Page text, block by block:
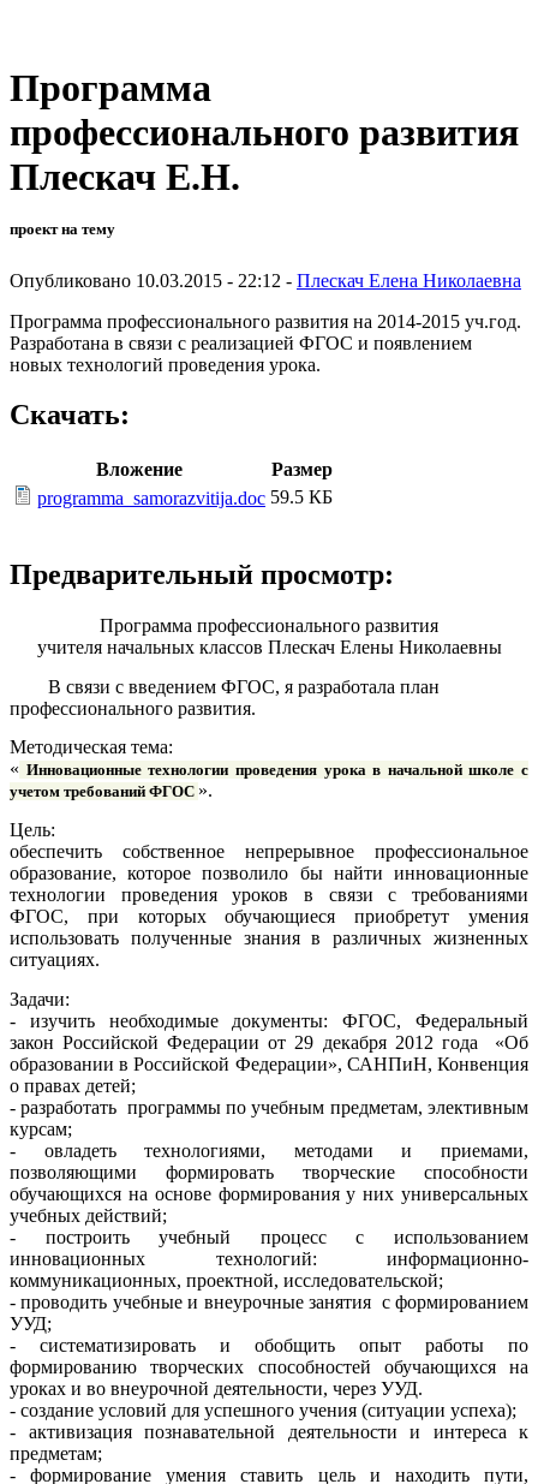
Программа
профессионального развития
Плескач Е.Н.
проект на тему
Опубликовано 10.03.2015 - 22:12 - Плескач Елена Николаевна
Программа профессионального развития на 2014-2015 уч.год.
Разработана в связи с реализацией ФГОС и появлением
новых технологий проведения урока.
Скачать:
Вложение
Размер
programma_samorazvitija.doc 59.5 КБ
Предварительный просмотр:
Программа профессионального развития
учителя начальных классов Плескач Елены Николаевны
В связи с введением ФГОС, я разработала план
профессионального развития.
Методическая тема:
« Инновационные технологии проведения урока в начальной школе с
учетом требований ФГОС ».
Цель:
обеспечить собственное непрерывное профессиональное
образование, которое позволило бы найти инновационные
технологии проведения уроков в связи с требованиями
ФГОС, при которых обучающиеся приобретут умения
использовать полученные знания в различных жизненных
ситуациях.
Задачи:
- изучить необходимые документы: ФГОС, Федеральный
закон Российской Федерации от 29 декабря 2012 года «Об
образовании в Российской Федерации», САНПиН, Конвенция
о правах детей;
- разработать программы по учебным предметам, элективным
курсам;
- овладеть технологиями, методами и приемами,
позволяющими формировать творческие способности
обучающихся на основе формирования у них универсальных
учебных действий;
- построить учебный процесс с использованием
инновационных технологий: информационно-
коммуникационных, проектной, исследовательской;
- проводить учебные и внеурочные занятия с формированием
УУД;
- систематизировать и обобщить опыт работы по
формированию творческих способностей обучающихся на
уроках и во внеурочной деятельности, через УУД.
- создание условий для успешного учения (ситуации успеха);
- активизация познавательной деятельности и интереса к
предметам;
- формирование умения ставить цель и находить пути,